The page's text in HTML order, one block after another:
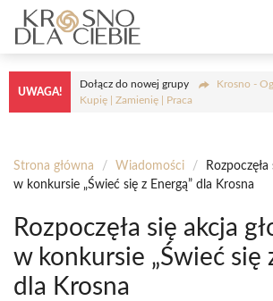
Przejdź
treści
UWAGA!
Dołącz do nowej grupy
Krosno -
Kupię | Zamienię | Praca
Strona główna / Wiadomości /
w konkursie „Świeć się z Energą” dla Krosna
Rozpoczęła się akcja
w konkursie „Świeć się
dla Krosna